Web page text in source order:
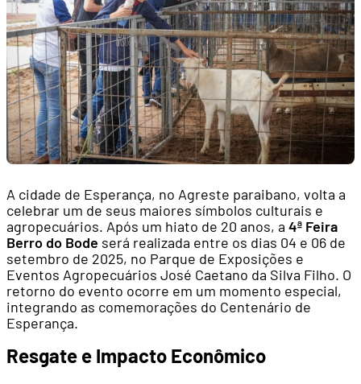
A cidade de Esperança, no Agreste paraibano, volta a
celebrar um de seus maiores símbolos culturais e
agropecuários. Após um hiato de 20 anos, a 4ª Feira
Berro do Bode será realizada entre os dias 04 e 06 de
setembro de 2025, no Parque de Exposições e
Eventos Agropecuários José Caetano da Silva Filho. O
retorno do evento ocorre em um momento especial,
integrando as comemorações do Centenário de
Esperança.
Resgate e Impacto Econômico